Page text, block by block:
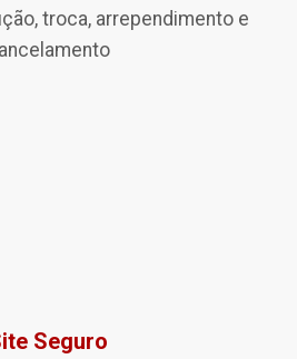
troca, arrependimento e
Seguro